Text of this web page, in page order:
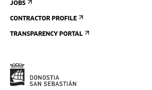
JOBS
CONTRACTOR PROFILE
TRANSPARENCY PORTAL